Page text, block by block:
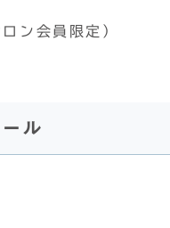
ン会員限定）
ル